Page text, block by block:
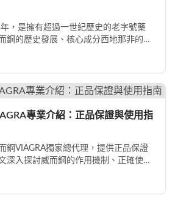
，是擁有超過一世紀歷史的老字號藥
鋼的歷史發展、核心成分西地那非的作
專業介紹：正品保證與使用指
鋼VIAGRA獨家總代理，提供正品保證
深入探討威而鋼的作用機制、正確使用